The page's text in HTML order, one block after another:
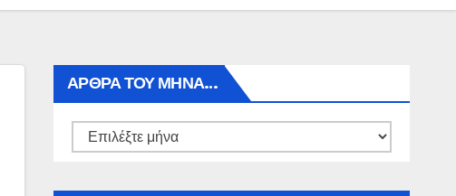
ΑΡΘΡΑ ΤΟΥ ΜΉΝΑ…
Αρθρα
μήνα…